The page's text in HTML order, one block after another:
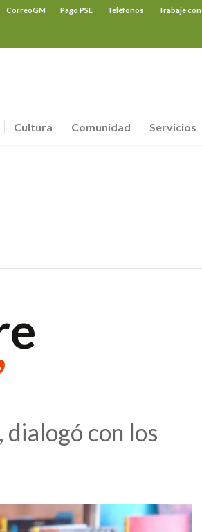
CorreoGM Pago PSE Teléfonos Trabaje
Cultura Comunidad Servicios
con los